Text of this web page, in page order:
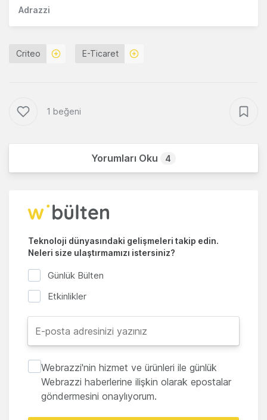
Adrazzi
Criteo E-Ticaret
1 beğeni
Yorumları Oku 4
Teknoloji dünyasındaki gelişmeleri takip edin.
Neleri size ulaştırmamızı istersiniz?
Günlük Bülten
Etkinlikler
Webrazzi'nin hizmet ve ürünleri ile günlük
Webrazzi haberlerine ilişkin olarak epostalar
göndermesini onaylıyorum.